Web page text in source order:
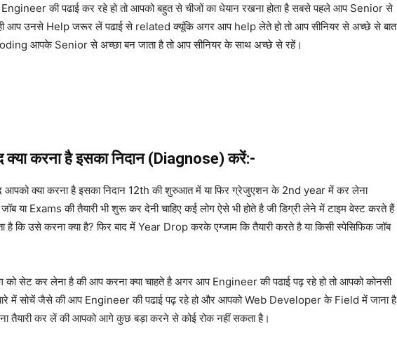
Engineer की पढाई कर रहे हो तो आपको बहुत से चीजों का धेयान रखना होता है सबसे पहले आप Senior से
आप उनसे Help जरूर लें पढाई से related क्यूंकि अगर आप help लेते हो तो आप सीनियर से अच्छे से बात
आपके Senior से अच्छा बन जाता है तो आप सीनियर के साथ अच्छे से रहें।
क्या करना है इसका निदान(Diagnose) करें:-
आपको क्या करना है इसका निदान 12th की शुरुआत में या फिर ग्रेजुएशन के 2nd year में कर लेना
या Exams की तैयारी भी शुरू कर देनी चाहिए कई लोग ऐसे भी होते है जी डिग्री लेने में टाइम वेस्ट करते हैं
है कि उसे करना क्या है? फिर बाद में Year Drop करके एग्जाम कि तैयारी करते है या किसी स्पेसिफिक जॉब
को सेट कर लेना है की आप करना क्या चाहते है अगर आप Engineer की पढाई पढ़ रहे हो तो आपको कोनसी
में सोचें जैसे की आप Engineer की पढाई पढ़ रहे हो और आपको Web Developer के Field में जाना है
तैयारी कर लें की आपको आगे कुछ बड़ा करने से कोई रोक नहीं सकता है।